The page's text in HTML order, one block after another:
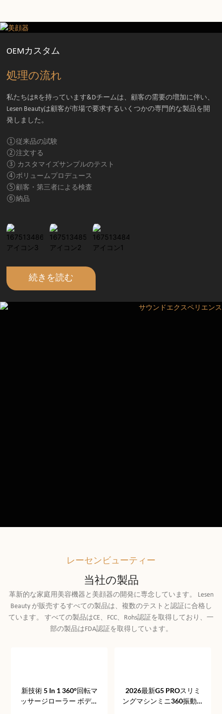
OEMカスタム
処理の流れ
私たちはRを持っています&Dチームは、顧客の需要の増加に伴い、
Lesen Beautyは顧客が市場で要求するいくつかの専門的な製品を開
発しました。
①従来品の試験
②注文する
③ カスタマイズサンプルのテスト
④ボリュームプロデュース
⑤顧客・第三者による検査
⑥納品
続きを読む
レーセンビューティー
当社の製品
革新的な家庭用美容機器と美顔器の開発に専念しています。 Lesen
Beauty が販売するすべての製品は、複数のテストと認証に合格し
ています。 すべての製品はCE、FCC、Rohs認証を取得しており、一
部の製品はFDA認証を取得しています。
新技術 5 In 1 360°回転マ
ッサージローラー ボディ
2026最新G5 PROスリミ
ングマシンミニ360振動セ